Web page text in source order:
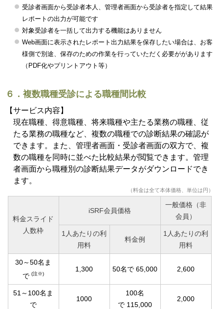
受診者画面から受診者本人、管理者画面から受診者を指定して結果
レポートの出力が可能です
対象受診者を一括して出力する機能はありません
Web画面に表示されたレポート出力結果を保存したい場合は、お客
様側で別途、保存のための作業を行っていただく必要ががあります
（PDF化やプリントアウト等）
６．複数職種受診による職種間比較
【サービス内容】
現在職種、得意職種、将来職種や主たる業務の職種、従
たる業務の職種など、複数の職種での診断結果の確認が
できます。また、管理者画面・受診者画面の双方で、複
数の職種を同時に並べた比較結果が閲覧できます。管理
者画面から職種別の診断結果データがダウンロードでき
ます。
（料金は全て本体価格、単位は円）
料金スライド
人数枠
iSRF会員価格
一般価格（非
会員）
1人あたりの利
用料
料金例
1人あたりの利
用料
30～50名ま
で (注※)
1,300 50名で 65,000 2,600
51～100名ま
で
1000
100名
で 115,000
2,000